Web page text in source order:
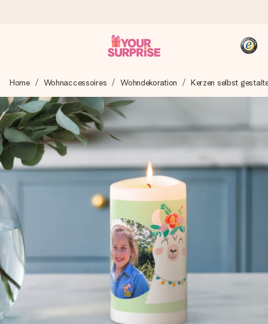
Wir bereiten dein Geschenk sorgfältig vor und schicken es
blitzschnell – damit du es genau zum richtigen Zeitpunkt
überreichen kannst, wenn es am meisten zählt.
4,8 (basierend auf +15.000 Bewertungen)
Unsere Geschenke begeistern. Kunden bewerten uns mit
4,8 bei Google Reviews (Gesamtergebnis aller Länder, in
die wir versenden).
+49 39292 929695
Montag - Freitag : 8:30 - 17:00 Uhr
Samstag - Sonntag : 8:30 - 13:00 Uhr
Home Wohnaccessoires Wohndekoration Kerzen selbst